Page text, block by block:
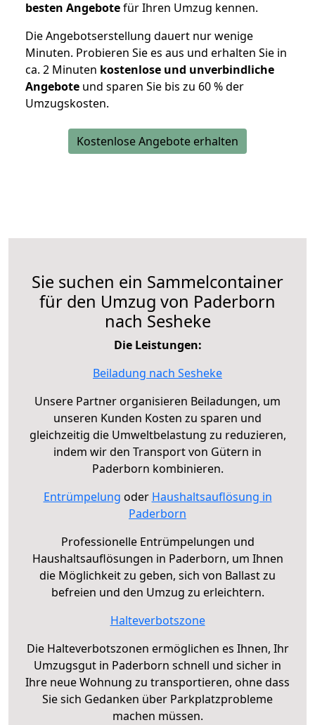
besten Angebotefür Ihren Umzug kennen.
Die Angebotserstellung dauert nur wenige
Minuten. Probieren Sie es aus und erhalten Sie in
ca. 2 Minuten kostenlose und unverbindliche
Angebote und sparen Sie bis zu 60 % der
Umzugskosten.
Kostenlose Angebote erhalten
Sie suchen ein Sammelcontainer
für den Umzug von Paderborn
nach Sesheke
Die Leistungen:
Beiladung nach Sesheke
Unsere Partner organisieren Beiladungen, um
unseren Kunden Kosten zu sparen und
gleichzeitig die Umweltbelastung zu reduzieren,
indem wir den Transport von Gütern in
Paderborn kombinieren.
Entrümpelung oder Haushaltsauflösung in
Paderborn
Professionelle Entrümpelungen und
Haushaltsauflösungen in Paderborn, um Ihnen
die Möglichkeit zu geben, sich von Ballast zu
befreien und den Umzug zu erleichtern.
Halteverbotszone
Die Halteverbotszonen ermöglichen es Ihnen, Ihr
Umzugsgut in Paderborn schnell und sicher in
Ihre neue Wohnung zu transportieren, ohne dass
Sie sich Gedanken über Parkplatzprobleme
machen müssen.